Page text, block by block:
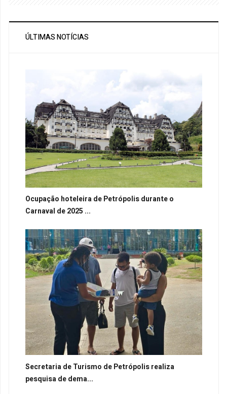
ÚLTIMAS NOTÍCIAS
Ocupação hoteleira de Petrópolis durante o
Carnaval de 2025 ...
Secretaria de Turismo de Petrópolis realiza
pesquisa de dema...